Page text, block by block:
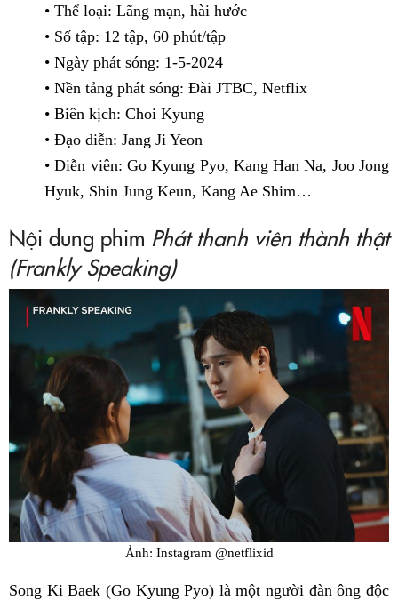
• Thể loại: Lãng mạn, hài hước
• Số tập: 12 tập, 60 phút/tập
• Ngày phát sóng: 1-5-2024
• Nền tảng phát sóng: Đài JTBC, Netflix
• Biên kịch: Choi Kyung
• Đạo diễn: Jang Ji Yeon
• Diễn viên: Go Kyung Pyo, Kang Han Na, Joo Jong
Hyuk, Shin Jung Keun, Kang Ae Shim…
Nội dung phim Phát thanh viên thành thật
(Frankly Speaking)
Ảnh: Instagram @netflixid
Song Ki Baek (Go Kyung Pyo) là một người đàn ông độc